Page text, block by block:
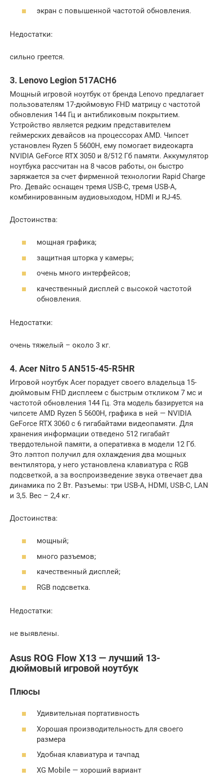
экран с повышенной частотой обновления.
Недостатки:
сильно греется.
3. Lenovo Legion 517ACH6
Мощный игровой ноутбук от бренда Lenovo предлагает
пользователям 17-дюймовую FHD матрицу с частотой
обновления 144 Гц и антибликовым покрытием.
Устройство является редким представителем
геймерских девайсов на процессорах AMD. Чипсет
установлен Ryzen 5 5600H, ему помогает видеокарта
NVIDIA GeForce RTX 3050 и 8/512 Гб памяти. Аккумулятор
ноутбука рассчитан на 8 часов работы, он быстро
заряжается за счет фирменной технологии Rapid Charge
Pro. Девайс оснащен тремя USB-C, тремя USB-A,
комбинированным аудиовыходом, HDMI и RJ-45.
Достоинства:
мощная графика;
защитная шторка у камеры;
очень много интерфейсов;
качественный дисплей с высокой частотой
обновления.
Недостатки:
очень тяжелый – около 3 кг.
4. Acer Nitro 5 AN515-45-R5HR
Игровой ноутбук Acer порадует своего владельца 15-
дюймовым FHD дисплеем с быстрым откликом 7 мс и
частотой обновления 144 Гц. Эта модель базируется на
чипсете AMD Ryzen 5 5600H, графика в ней — NVIDIA
GeForce RTX 3060 с 6 гигабайтами видеопамяти. Для
хранения информации отведено 512 гигабайт
твердотельной памяти, а оперативка в модели 12 Гб.
Это лэптоп получил для охлаждения два мощных
вентилятора, у него установлена клавиатура с RGB
подсветкой, а за воспроизведение звука отвечает два
динамика по 2 Вт. Разъемы: три USB-A, HDMI, USB-C, LAN
и 3,5. Вес – 2,4 кг.
Достоинства:
мощный;
много разъемов;
качественный дисплей;
RGB подсветка.
Недостатки:
не выявлены.
Asus ROG Flow X13 — лучший 13-
дюймовый игровой ноутбук
Плюсы
Удивительная портативность
Хорошая производительность для своего
размера
Удобная клавиатура и тачпад
XG Mobile — хороший вариант